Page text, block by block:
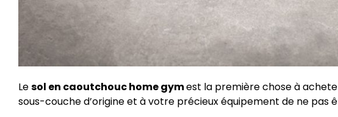
Lesol en caoutchouc home gymest la première chose à
sous-couche d’origine et à votre précieux équipement de ne pas